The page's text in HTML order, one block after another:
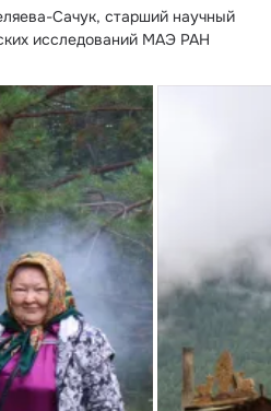
Сачук, старший научный
исследований МАЭ РАН
сойотов в Горной Оке. В
сакральные места,
Гэсэр-ханом, почитаемым
хан». В ходе экспедиции
сих пор среди сойотов легенды
хану.
приняла участие
этнографической
нематериального
(НЭД) народов России в Ханты-
Экспедиция